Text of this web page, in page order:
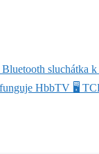
sluchátka
HbbTV 🖥️